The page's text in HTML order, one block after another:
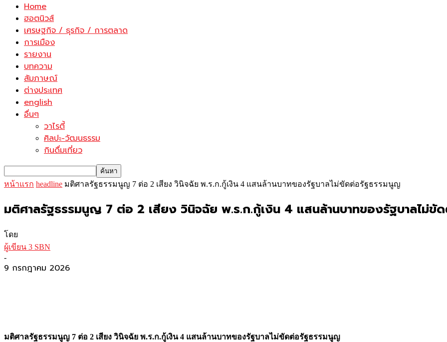
Home
ฮอตนิวส์
เศรษฐกิจ / ธุรกิจ / การตลาด
การเมือง
รายงาน
บทความ
สัมภาษณ์
ต่างประเทศ
english
อื่นๆ
วาไรตี้
ศิลปะ-วัฒนธรรม
กินดื่มเที่ยว
หน้าแรก headline มติศาลรัฐธรรมนูญ 7 ต่อ 2 เสียง วินิจฉัย พ.ร.ก.กู้เงิน 4 แสนล้านบาทของรัฐบาลไม่ขัดต่อรัฐธรรมนูญ
มติศาลรัฐธรรมนูญ 7 ต่อ 2 เสียง วินิจฉัย พ.ร.ก.กู้เงิน 4 แสนล้านบาทของรัฐบาลไม่ขั
โดย
ผู้เขียน 3 SBN
-
9 กรกฎาคม 2026
มติศาลรัฐธรรมนูญ 7 ต่อ 2 เสียง วินิจฉัย พ.ร.ก.กู้เงิน 4 แสนล้านบาทของรัฐบาลไม่ขัดต่อรัฐธรรมนูญ